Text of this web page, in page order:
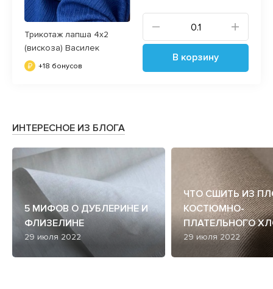
Трикотаж лапша 4х2
(вискоза) Василек
+18 бонусов
В корзину
ИНТЕРЕСНОЕ ИЗ БЛОГА
5 МИФОВ О ДУБЛЕРИНЕ И
ФЛИЗЕЛИНЕ
29 июля 2022
ЧТО СШИТЬ ИЗ
КОСТЮМНО-
ПЛАТЕЛЬНОГО
29 июля 2022